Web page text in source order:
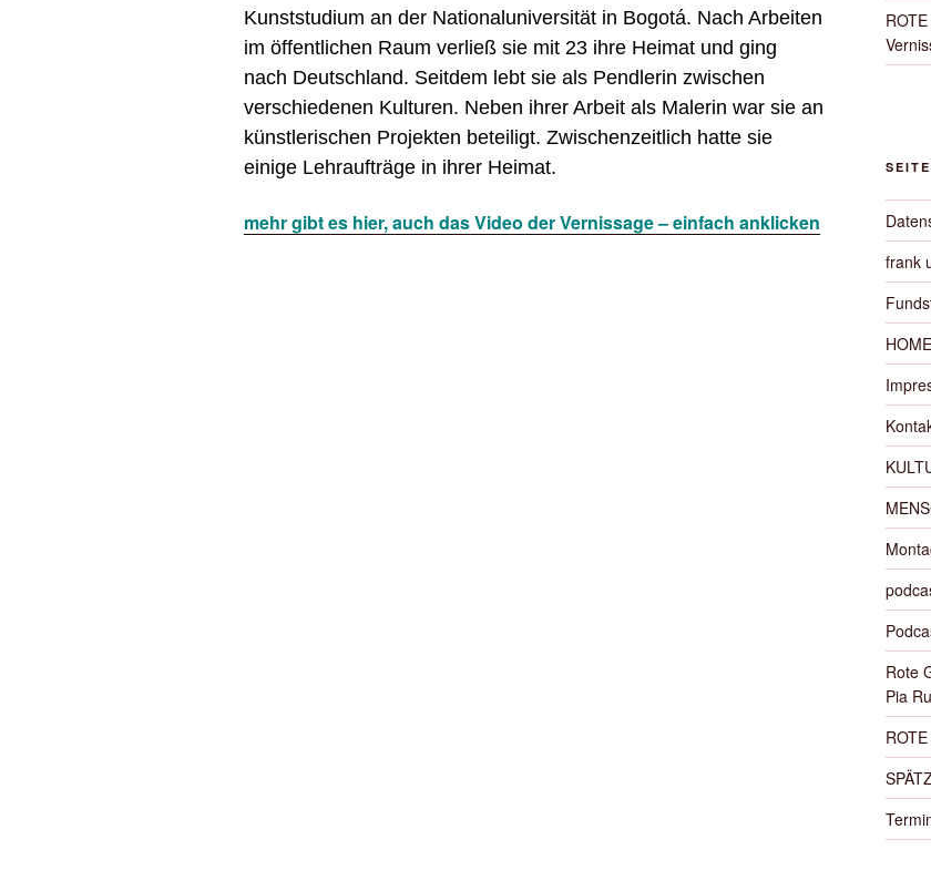
Kunststudium an der Nationaluniversität in Bogotá. Nach Arbeiten
im öffentlichen Raum verließ sie mit 23 ihre Heimat und ging
nach Deutschland. Seitdem lebt sie als Pendlerin zwischen
verschiedenen Kulturen. Neben ihrer Arbeit als Malerin war sie an
künstlerischen Projekten beteiligt. Zwischenzeitlich hatte sie
einige Lehraufträge in ihrer Heimat.
mehr gibt es hier, auch das Video der Vernissage – einfach anklicken
frank
HOME
Rote
Pia